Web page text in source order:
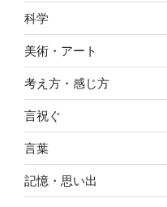
科学
美術・アート
考え方・感じ方
言祝ぐ
言葉
記憶・思い出